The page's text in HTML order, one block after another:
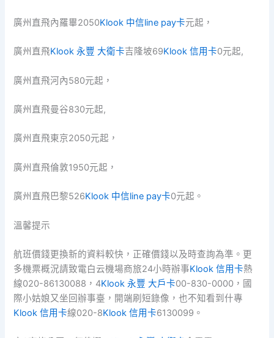
廣州直飛內羅畢2050Klook 中信line pay卡元起，
廣州直飛Klook 永豐 大衛卡吉隆坡69Klook 信用卡0元起,
廣州直飛河內580元起，
廣州直飛曼谷830元起,
廣州直飛東京2050元起，
廣州直飛倫敦1950元起，
廣州直飛巴黎526Klook 中信line pay卡0元起。
溫馨提示
航班價錢更換新的資料較快，正確價錢以及時查詢為準。更
多機票概況請致電白云機場商旅24小時辦事Klook 信用卡熱
線020-86130088，4Klook 永豐 大戶卡00-830-0000，國
際小姑娘又坐回辦事臺，開端刷短錄像，也不知看到什專
Klook 信用卡線020-8Klook 信用卡6130099。